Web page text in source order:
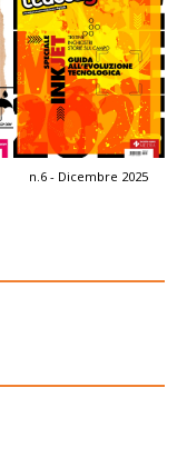
n.6 - Dicembre 2025